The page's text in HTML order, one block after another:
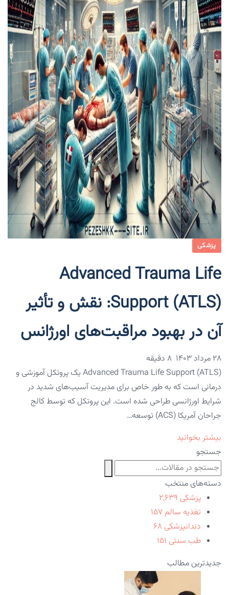
پزشکی
Advanced Trauma Life
Support (ATLS): نقش و تأثیر
آن در بهبود مراقبت‌های اورژانس
۲۸ مرداد ۱۴۰۳
Advanced Trauma Life Support (ATLS) یک پروتکل آموزشی و
درمانی است که به طور خاص برای مدیریت آسیب‌های شدید در
شرایط اورژانسی طراحی شده است. این پروتکل که توسط کالج
جراحان آمریکا (ACS) توسعه…
بیشتر بخوانید
جستجو
دسته‌های منتخب
پزشکی ۲,۶۳۹
تغذیه سالم ۱۵۷
دندانپزشکی ۶۸
طب سنتی ۱۵۱
جدیدترین مطالب